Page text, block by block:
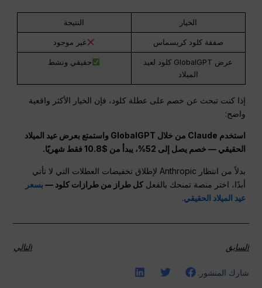
الخيار النتيجة
صفقة كلود كريسماس غير موجود
عرض GlobalGPT كلود لعيد
الميلاد
حقيقي ونشط
إذا كنت تبحث عن خصم على عطلة كلود، فإن الخيار الأكثر واقعية
واضح:
استخدم Claude من خلال GlobalGPT واستمتع بعرض عيد الميلاد
الحقيقي — خصم يصل إلى 52%، يبدأ من $10.8 فقط شهريًا.
بدلاً من انتظار Anthropic لإطلاق تخفيضات العطلات التي لا تأتي
أبدًا، اختر منصة تمنحك بالفعلكل طراز من طرازات كلود — بسعر
عيد الميلاد الحقيقي.
السابق التالي
شارك المنشور: